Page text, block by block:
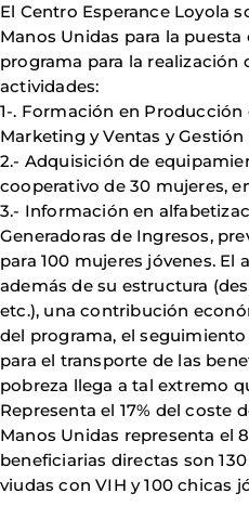
El Centro Esperance Loyola
Manos Unidas para la
programa para la realización
actividades:
1-. Formación en Producción
Marketing y Ventas y
2.- Adquisición de
cooperativo de 30 mujeres,
3.- Información en
Generadoras de Ingresos,
para 100 mujeres jóvenes. El
además de su estructura
etc.), una contribución
del programa, el
para el transporte de las
pobreza llega a tal extremo
Representa el 17% del coste
Manos Unidas representa el
beneficiarias directas son
viudas con VIH y 100 chicas